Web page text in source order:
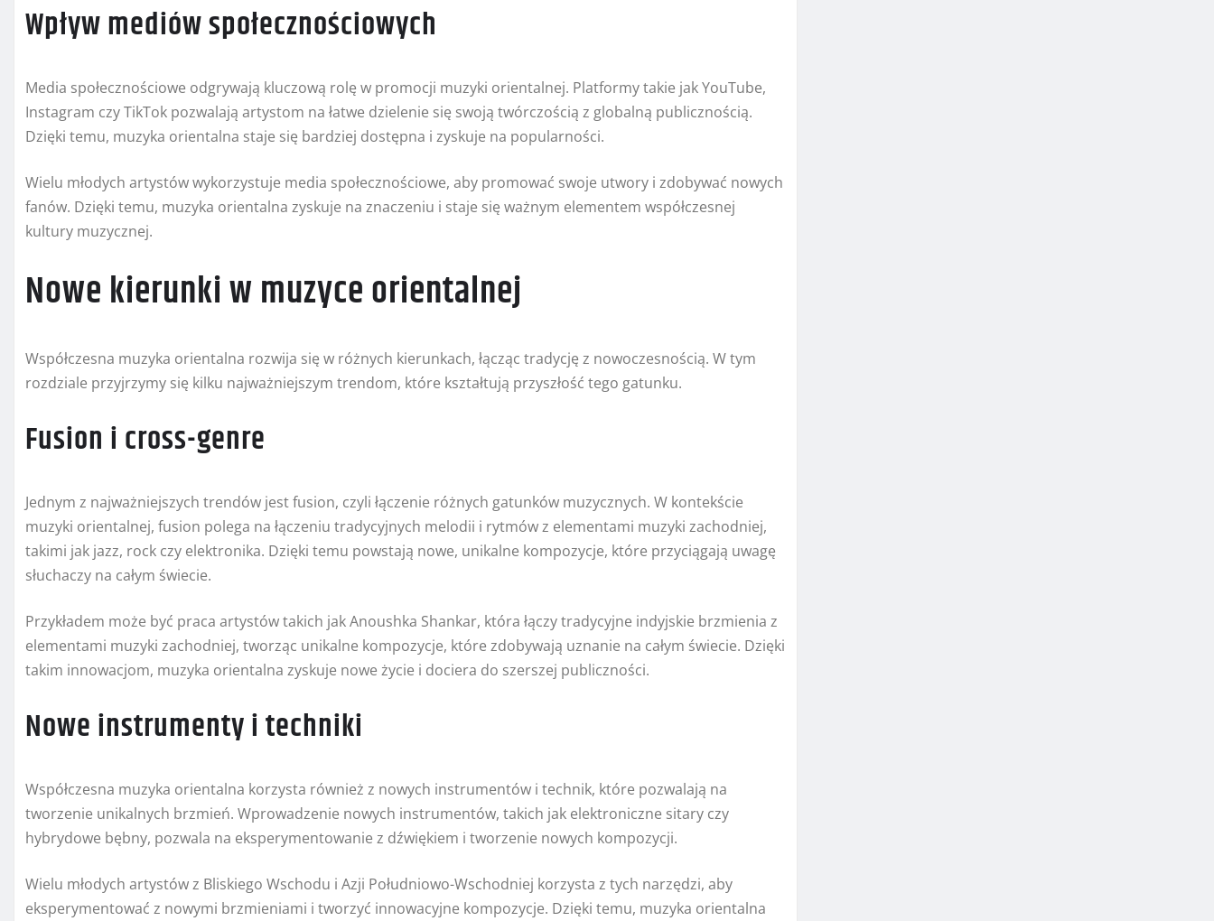
Wpływ mediów społecznościowych
Media społecznościowe odgrywają kluczową rolę w promocji muzyki orientalnej. Platformy takie jak YouTube,
Instagram czy TikTok pozwalają artystom na łatwe dzielenie się swoją twórczością z globalną publicznością.
Dzięki temu, muzyka orientalna staje się bardziej dostępna i zyskuje na popularności.
Wielu młodych artystów wykorzystuje media społecznościowe, aby promować swoje utwory i zdobywać nowych
fanów. Dzięki temu, muzyka orientalna zyskuje na znaczeniu i staje się ważnym elementem współczesnej
kultury muzycznej.
Nowe kierunki w muzyce orientalnej
Współczesna muzyka orientalna rozwija się w różnych kierunkach, łącząc tradycję z nowoczesnością. W tym
rozdziale przyjrzymy się kilku najważniejszym trendom, które kształtują przyszłość tego gatunku.
Fusion i cross-genre
Jednym z najważniejszych trendów jest fusion, czyli łączenie różnych gatunków muzycznych. W kontekście
muzyki orientalnej, fusion polega na łączeniu tradycyjnych melodii i rytmów z elementami muzyki zachodniej,
takimi jak jazz, rock czy elektronika. Dzięki temu powstają nowe, unikalne kompozycje, które przyciągają uwagę
słuchaczy na całym świecie.
Przykładem może być praca artystów takich jak Anoushka Shankar, która łączy tradycyjne indyjskie brzmienia z
elementami muzyki zachodniej, tworząc unikalne kompozycje, które zdobywają uznanie na całym świecie. Dzięki
takim innowacjom, muzyka orientalna zyskuje nowe życie i dociera do szerszej publiczności.
Nowe instrumenty i techniki
Współczesna muzyka orientalna korzysta również z nowych instrumentów i technik, które pozwalają na
tworzenie unikalnych brzmień. Wprowadzenie nowych instrumentów, takich jak elektroniczne sitary czy
hybrydowe bębny, pozwala na eksperymentowanie z dźwiękiem i tworzenie nowych kompozycji.
Wielu młodych artystów z Bliskiego Wschodu i Azji Południowo-Wschodniej korzysta z tych narzędzi, aby
eksperymentować z nowymi brzmieniami i tworzyć innowacyjne kompozycje. Dzięki temu, muzyka orientalna